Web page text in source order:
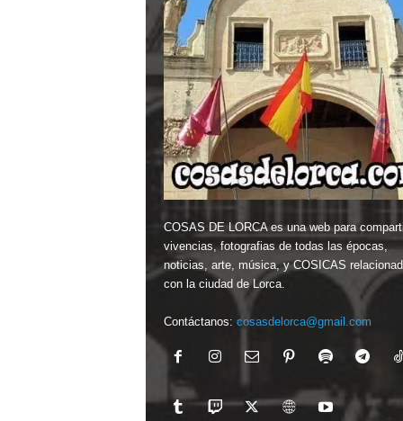
COSAS DE LORCA es una web para
vivencias, fotografias de todas las épocas,
noticias, arte, música, y COSICAS
con la ciudad de Lorca.
Contáctanos: cosasdelorca@gmail.com